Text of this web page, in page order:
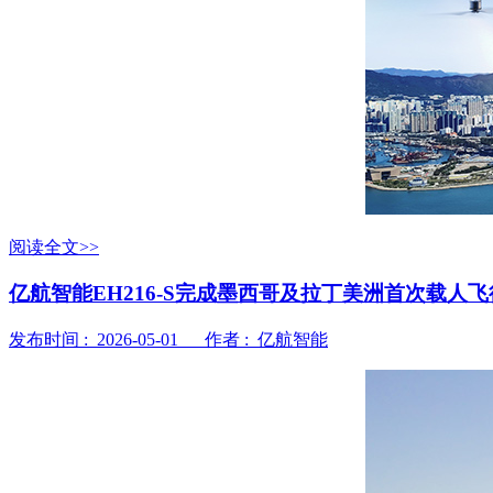
阅读全文>>
亿航智能EH216-S完成墨西哥及拉丁美洲首次载人飞
发布时间 : 2026-05-01 作者 : 亿航智能